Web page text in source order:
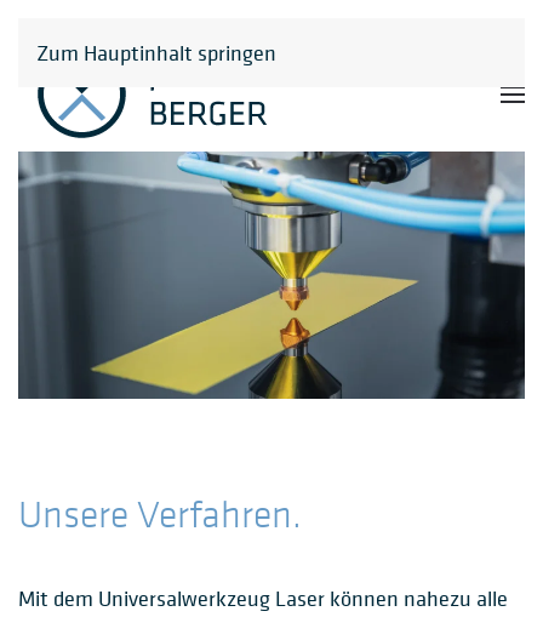
Zum Hauptinhalt springen
Unsere Verfahren.
Mit dem Universalwerkzeug Laser können nahezu alle